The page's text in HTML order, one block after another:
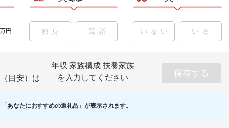
万円 独身 既婚
配偶者控除
なし
いない いる
0~15歳 1人 2人
目安）は
年収 家族構成 扶養家族
を入力してください
保存する
あなたにおすすめの返礼品」が表示されます。